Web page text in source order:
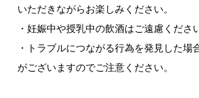
いただきながらお楽しみください。
・妊娠中や授乳中の飲酒はご遠慮ください
・トラブルにつながる行為を発見した場
がございますのでご注意ください。